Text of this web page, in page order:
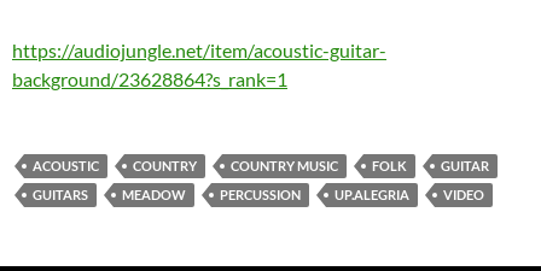
https://audiojungle.net/item/acoustic-guitar-
background/23628864?s_rank=1
ACOUSTIC COUNTRY COUNTRY MUSIC FOLK
GUITAR
GUITARS
MEADOW PERCUSSION UP.ALEGRIA VIDEO